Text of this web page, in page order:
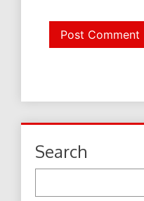
Search